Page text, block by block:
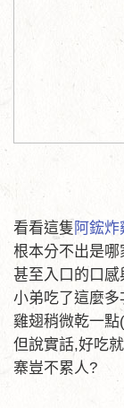
看看這隻 阿鋐
根本分不出是哪
甚至入口的口
小弟吃了這麼
雞翅稍微乾一
但說實話,好吃
寨豈不累人?